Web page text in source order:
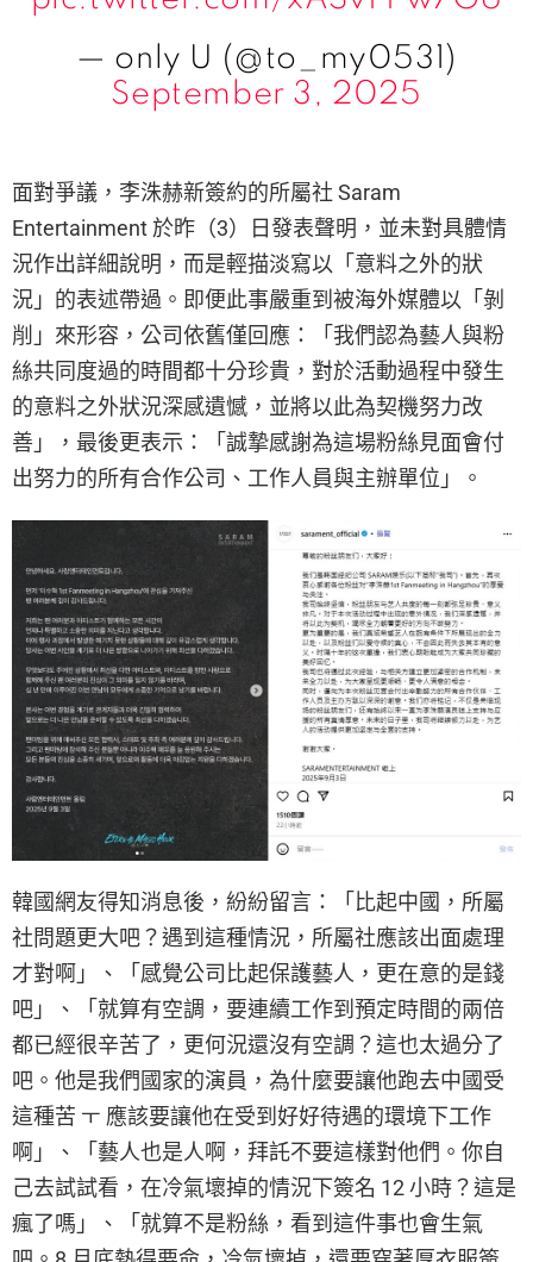
— only U (@to_my0531)
September 3, 2025
面對爭議，李洙赫新簽約的所屬社 Saram
Entertainment 於昨（3）日發表聲明，並未對具體情
況作出詳細說明，而是輕描淡寫以「意料之外的狀
況」的表述帶過。即便此事嚴重到被海外媒體以「剝
削」來形容，公司依舊僅回應：「我們認為藝人與粉
絲共同度過的時間都十分珍貴，對於活動過程中發生
的意料之外狀況深感遺憾，並將以此為契機努力改
善」，最後更表示：「誠摯感謝為這場粉絲見面會付
出努力的所有合作公司、工作人員與主辦單位」。
韓國網友得知消息後，紛紛留言：「比起中國，所屬
社問題更大吧？遇到這種情況，所屬社應該出面處理
才對啊」、「感覺公司比起保護藝人，更在意的是錢
吧」、「就算有空調，要連續工作到預定時間的兩倍
都已經很辛苦了，更何況還沒有空調？這也太過分了
吧。他是我們國家的演員，為什麼要讓他跑去中國受
這種苦 ㅜ 應該要讓他在受到好好待遇的環境下工作
啊」、「藝人也是人啊，拜託不要這樣對他們。你自
己去試試看，在冷氣壞掉的情況下簽名 12 小時？這是
瘋了嗎」、「就算不是粉絲，看到這件事也會生氣